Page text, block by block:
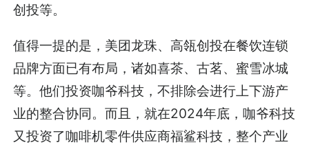
创投等。
值得一提的是，美团龙珠、高瓴创投在餐饮连锁
品牌方面已有布局，诸如喜茶、古茗、蜜雪冰城
等。他们投资咖爷科技，不排除会进行上下游产
业的整合协同。而且，就在2024年底，咖爷科技
又投资了咖啡机零件供应商福鲨科技，整个产业